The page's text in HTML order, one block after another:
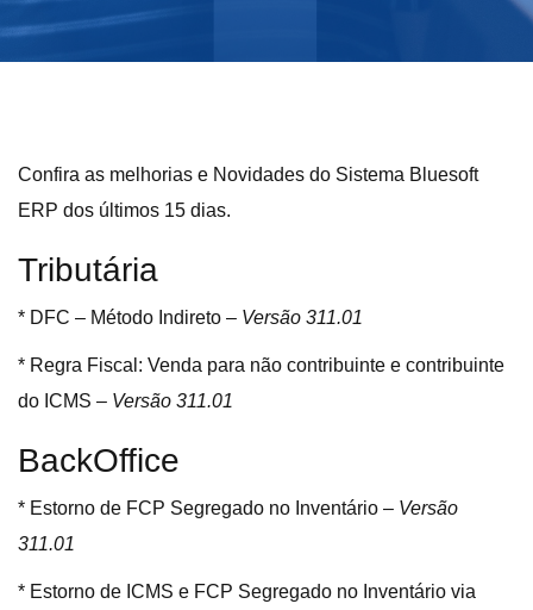
Confira as melhorias e Novidades do Sistema Bluesoft
ERP dos últimos 15 dias.
Tributária
* DFC – Método Indireto – Versão 311.01
* Regra Fiscal: Venda para não contribuinte e contribuinte
do ICMS – Versão 311.01
BackOffice
* Estorno de FCP Segregado no Inventário – Versão
311.01
* Estorno de ICMS e FCP Segregado no Inventário via